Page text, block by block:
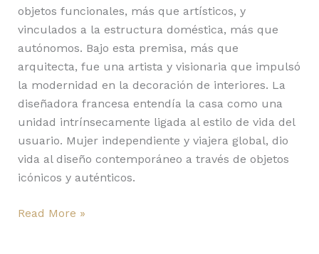
objetos funcionales, más que artísticos, y
vinculados a la estructura doméstica, más que
autónomos. Bajo esta premisa, más que
arquitecta, fue una artista y visionaria que impulsó
la modernidad en la decoración de interiores. La
diseñadora francesa entendía la casa como una
unidad intrínsecamente ligada al estilo de vida del
usuario. Mujer independiente y viajera global, dio
vida al diseño contemporáneo a través de objetos
icónicos y auténticos.
Read More »